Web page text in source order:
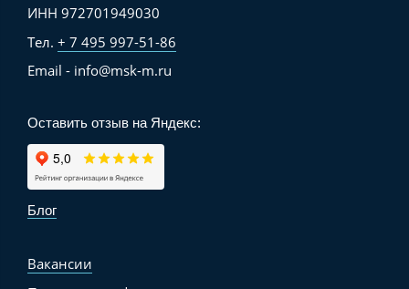
ИНН 972701949030
Тел. + 7 495 997-51-86
Email - info@msk-m.ru
Оставить отзыв на Яндекс:
Блог
Вакансии